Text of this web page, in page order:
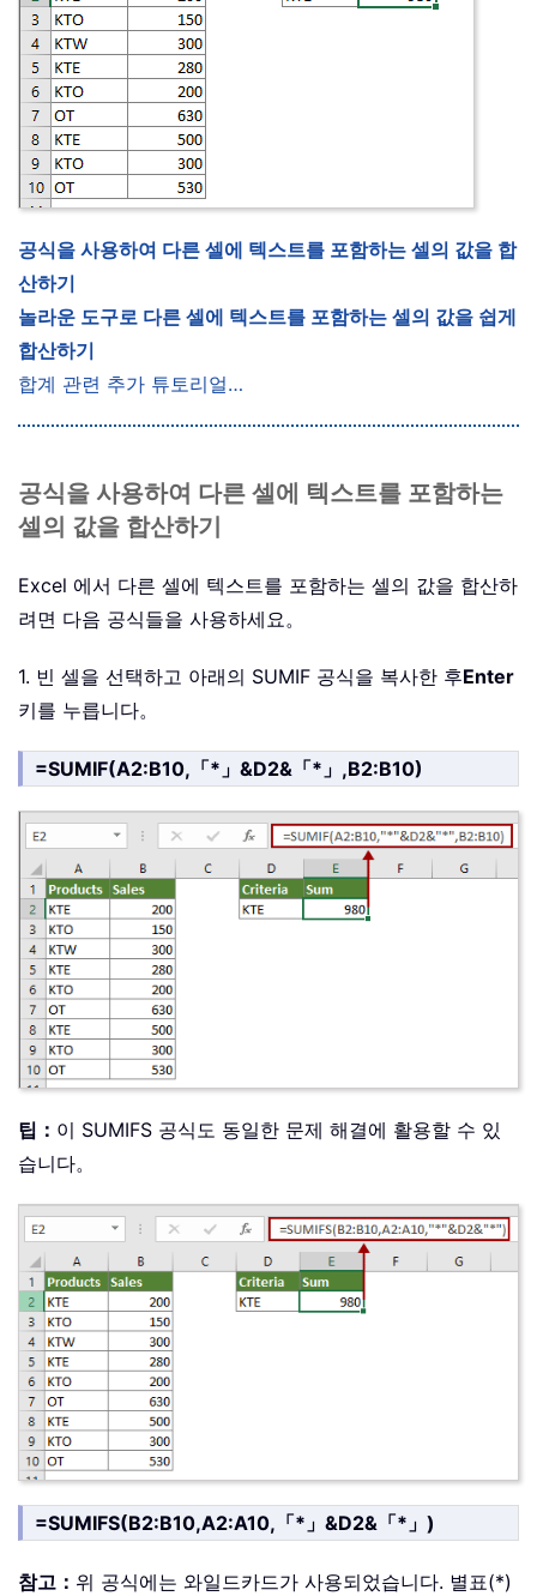
공식을 사용하여 다른 셀에 텍스트를 포함하는 셀의 값을 합
산하기
놀라운 도구로 다른 셀에 텍스트를 포함하는 셀의 값을 쉽게
합산하기
합계 관련 추가 튜토리얼…
공식을 사용하여 다른 셀에 텍스트를 포함하는
셀의 값을 합산하기
Excel 에서 다른 셀에 텍스트를 포함하는 셀의 값을 합산하
려면 다음 공식들을 사용하세요。
1. 빈 셀을 선택하고 아래의 SUMIF 공식을 복사한 후Enter
키를 누릅니다。
=SUMIF(A2:B10,「*」&D2&「*」,B2:B10)
팁： 이 SUMIFS 공식도 동일한 문제 해결에 활용할 수 있
습니다。
=SUMIFS(B2:B10,A2:A10,「*」&D2&「*」)
참고： 위 공식에는 와일드카드가 사용되었습니다. 별표(*)